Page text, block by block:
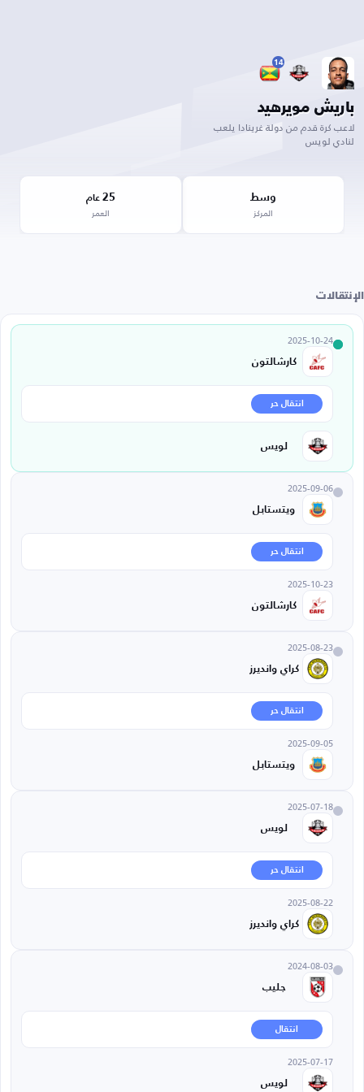
14
باريش مويرهيد
لاعب كرة قدم من دولة غرينادا يلعب
لنادي لويس
وسط
المركز
25 عام
العمر
الإنتقالات
2025-10-24
كارشالتون
انتقال حر
لويس
2025-09-06
ويتستابل
انتقال حر
2025-10-23
كارشالتون
2025-08-23
كراي وانديرز
انتقال حر
2025-09-05
ويتستابل
2025-07-18
لويس
انتقال حر
2025-08-22
كراي وانديرز
2024-08-03
جليب
انتقال
2025-07-17
لويس